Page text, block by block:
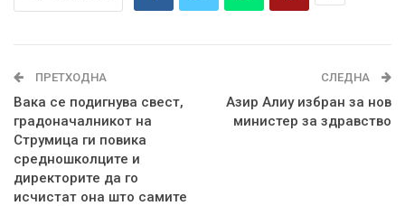
ПРЕТХОДНА
Вака се подигнува свест,
градоначалникот на
Струмица ги повика
средношколците и
директорите да го
исчистат она што самите
СЛЕДНА
Азир Алиу избран за нов
министер за здравство